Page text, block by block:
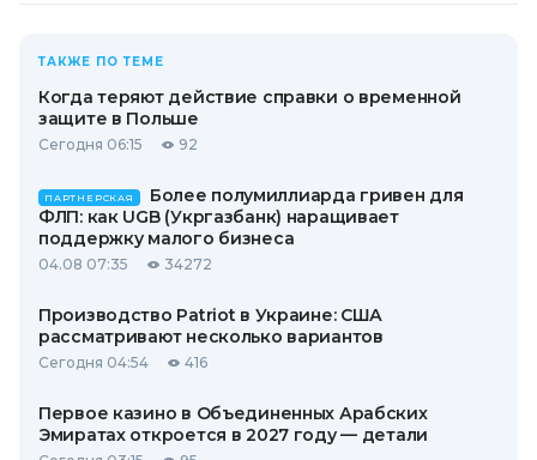
ТАКЖЕ ПО ТЕМЕ
Когда теряют действие справки о временной
защите в Польше
Сегодня 06:15 92
ПАРТНЕРСКАЯ
Более полумиллиарда гривен для
ФЛП: как UGB (Укргазбанк) наращивает
поддержку малого бизнеса
04.08 07:35 34272
Производство Patriot в Украине: США
рассматривают несколько вариантов
Сегодня 04:54 416
Первое казино в Объединенных Арабских
Эмиратах откроется в 2027 году — детали